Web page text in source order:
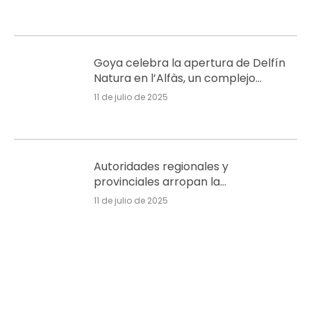
Goya celebra la apertura de Delfín
Natura en l’Alfàs, un complejo
residencial con enfoque sostenible
11 de julio de 2025
Autoridades regionales y
provinciales arropan la
inauguración del complejo turístico
11 de julio de 2025